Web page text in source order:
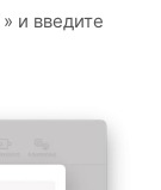
» и введите